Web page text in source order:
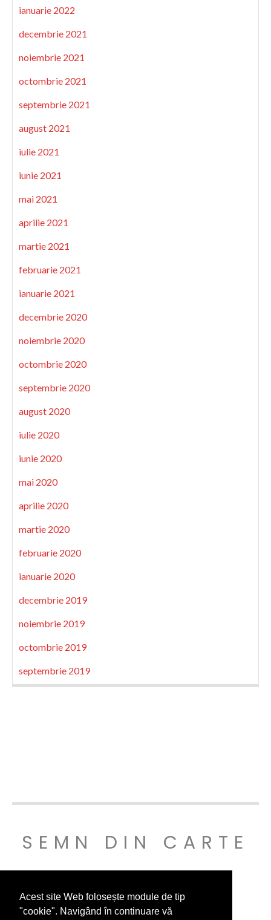
Acest site Web folosește module de tip
"cookie". Navigând în continuare vă
ianuarie 2022
decembrie 2021
noiembrie 2021
octombrie 2021
septembrie 2021
august 2021
iulie 2021
iunie 2021
mai 2021
aprilie 2021
martie 2021
februarie 2021
ianuarie 2021
decembrie 2020
noiembrie 2020
octombrie 2020
septembrie 2020
august 2020
iulie 2020
iunie 2020
mai 2020
aprilie 2020
martie 2020
februarie 2020
ianuarie 2020
decembrie 2019
noiembrie 2019
octombrie 2019
septembrie 2019
SEMN DIN CARTE